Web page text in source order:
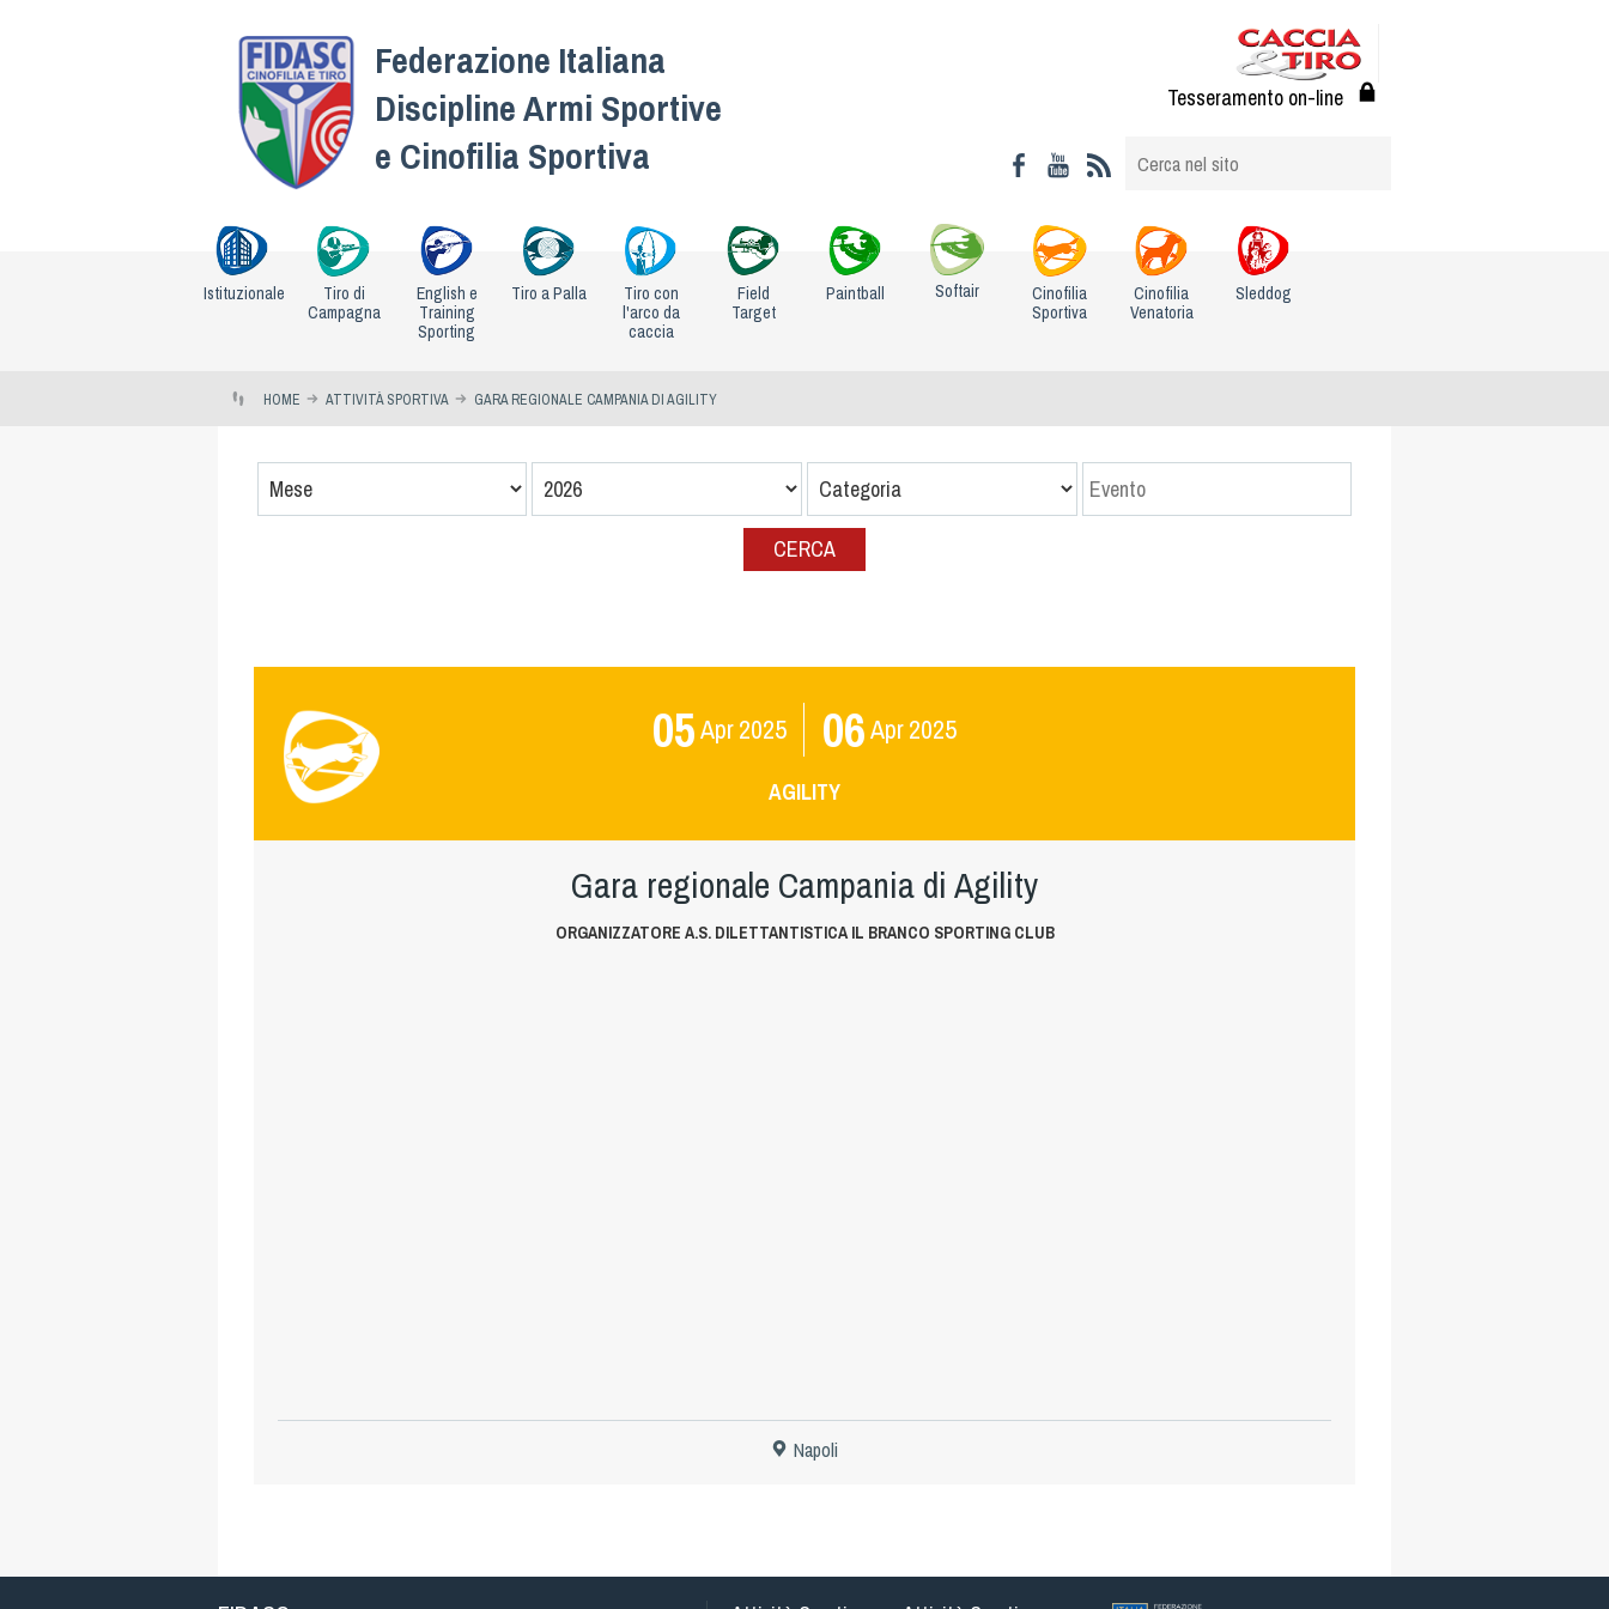
Federazione Italiana
Discipline Armi Sportive
e Cinofilia Sportiva
Tesseramento on-line
Istituzionale
Tiro di
Campagna
English e
Training
Sporting
Tiro a Palla
Tiro con
l'arco da
caccia
Field
Target
Paintball Softair
Cinofilia
Sportiva
Cinofilia
Venatoria
Sleddog
HOME ATTIVITÀ SPORTIVA GARA REGIONALE CAMPANIA DI AGILITY
CERCA
05Apr2025 06Apr2025
AGILITY
Gara regionale Campania di Agility
ORGANIZZATORE A.S. DILETTANTISTICA IL BRANCO SPORTING CLUB
Napoli